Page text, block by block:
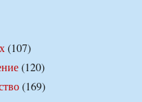
(107)
(120)
(169)